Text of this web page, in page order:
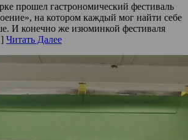
прошел гастрономический фестиваль
на котором каждый мог найти себе
И конечно же изюминкой фестиваля
Читать Далее